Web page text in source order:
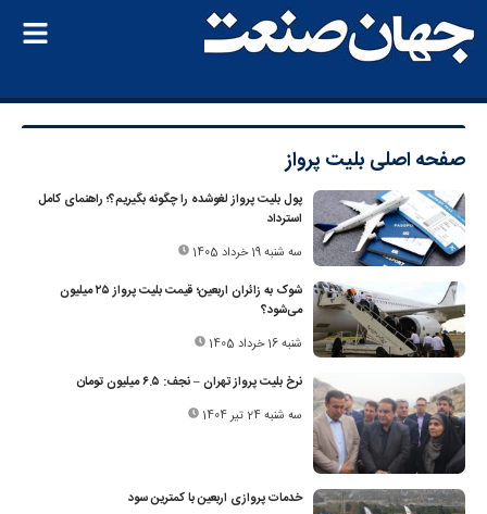
صفحه اصلی بلیت پرواز
پول بلیت پرواز لغوشده را چگونه بگیریم؟؛ راهنمای کامل
استرداد
سه شنبه 19 خرداد 1405
شوک به زائران اربعین؛ قیمت بلیت پرواز ۲۵ میلیون
می‌شود؟
شنبه 16 خرداد 1405
نرخ بلیت پرواز تهران – نجف: ۶.۵ میلیون تومان
سه شنبه 24 تیر 1404
خدمات پروازی اربعین با کمترین سود